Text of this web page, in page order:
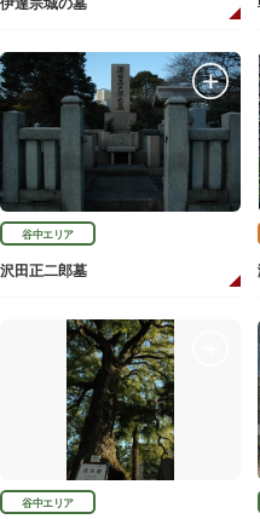
谷中エリア
沢田正二郎墓
谷中エリア